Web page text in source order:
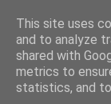
26. april 2017
This site uses
and to analyze
shared with
metrics to
statistics, and